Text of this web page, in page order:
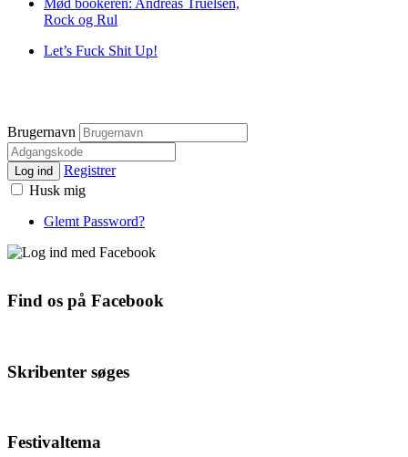
Mød bookeren: Andreas Truelsen,
Rock og Rul
Let’s Fuck Shit Up!
Brugernavn
Log ind
Registrer
Husk mig
Glemt Password?
Find os på Facebook
Skribenter søges
Festivaltema